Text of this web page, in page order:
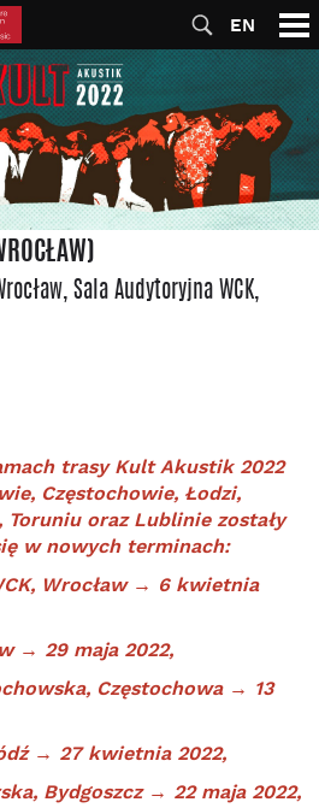
EN
, Sala Audytoryjna WCK,
trasy Kult Akustik 2022
Częstochowie, Łodzi,
Toruniu oraz Lublinie zostały
w nowych terminach:
Wrocław → 6 kwietnia
→ 29 maja 2022,
Częstochowa → 13
→ 27 kwietnia 2022,
Bydgoszcz → 22 maja 2022,